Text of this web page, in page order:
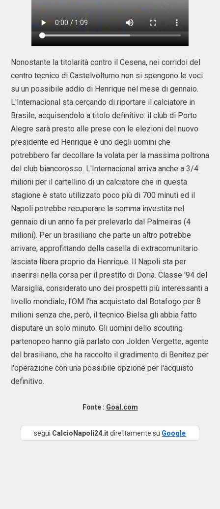
Nonostante la titolarità contro il Cesena, nei corridoi del
centro tecnico di Castelvolturno non si spengono le voci
su un possibile addio di Henrique nel mese di gennaio.
L'Internacional sta cercando di riportare il calciatore in
Brasile, acquisendolo a titolo definitivo: il club di Porto
Alegre sarà presto alle prese con le elezioni del nuovo
presidente ed Henrique è uno degli uomini che
potrebbero far decollare la volata per la massima poltrona
del club biancorosso. L'Internacional arriva anche a 3/4
milioni per il cartellino di un calciatore che in questa
stagione è stato utilizzato poco più di 700 minuti ed il
Napoli potrebbe recuperare la somma investita nel
gennaio di un anno fa per prelevarlo dal Palmeiras (4
milioni). Per un brasiliano che parte un altro potrebbe
arrivare, approfittando della casella di extracomunitario
lasciata libera proprio da Henrique. Il Napoli sta per
inserirsi nella corsa per il prestito di Doria. Classe '94 del
Marsiglia, considerato uno dei prospetti più interessanti a
livello mondiale, l'OM l'ha acquistato dal Botafogo per 8
milioni senza che, però, il tecnico Bielsa gli abbia fatto
disputare un solo minuto. Gli uomini dello scouting
partenopeo hanno già parlato con Jolden Vergette, agente
del brasiliano, che ha raccolto il gradimento di Benitez per
l'operazione con una possibile opzione per l'acquisto
definitivo.
Fonte : Goal.com
segui CalcioNapoli24.itdirettamente su Google